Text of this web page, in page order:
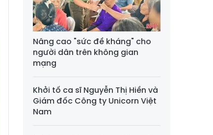
Nâng cao "sức đề kháng" cho
người dân trên không gian
mạng
Khởi tố ca sĩ Nguyễn Thị Hiền và
Giám đốc Công ty Unicorn Việt
Nam